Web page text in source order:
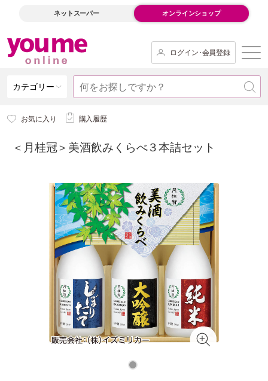
ネットスーパー オンラインショップ
ログイン･会員登録
カテゴリー
お気に入り 購入履歴
＜月桂冠＞美酒飲みくらべ３本詰セット